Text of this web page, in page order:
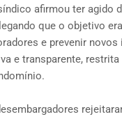
afirmou ter agido
que o objetivo
e prevenir novos
e transparente,